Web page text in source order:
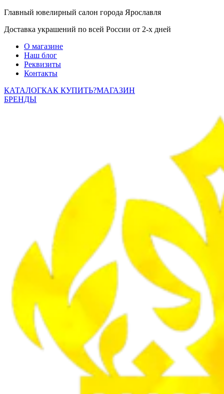
Главный ювелирный салон города Ярославля
Доставка украшений по всей России от 2-х дней
О магазине
Наш блог
Реквизиты
Контакты
КАТАЛОГКАК КУПИТЬ?МАГАЗИН
БРЕНДЫ